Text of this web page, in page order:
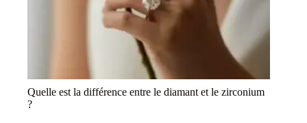
Quelle est la différence entre le diamant et le zirconium
?